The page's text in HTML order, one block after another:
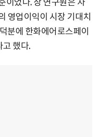
영업이익이 시장 기대치
분에 한화에어로스페이
고 했다.